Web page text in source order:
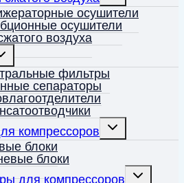
меню
осушители
осушители
воздуха
фильтры
сепараторы
компрессоров
Переключить
блоки
блоки
для компрессоров
Переключить